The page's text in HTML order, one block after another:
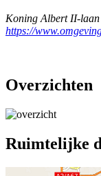
Koning Albert II-laan
https://
Overzichten
Ruimtelijke